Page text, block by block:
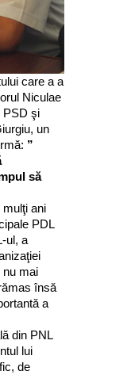
care a a
Niculae
PSD şi
un
”
să
ani
PDL
ul, a
nu mai
însă
a
din PNL
lui
de